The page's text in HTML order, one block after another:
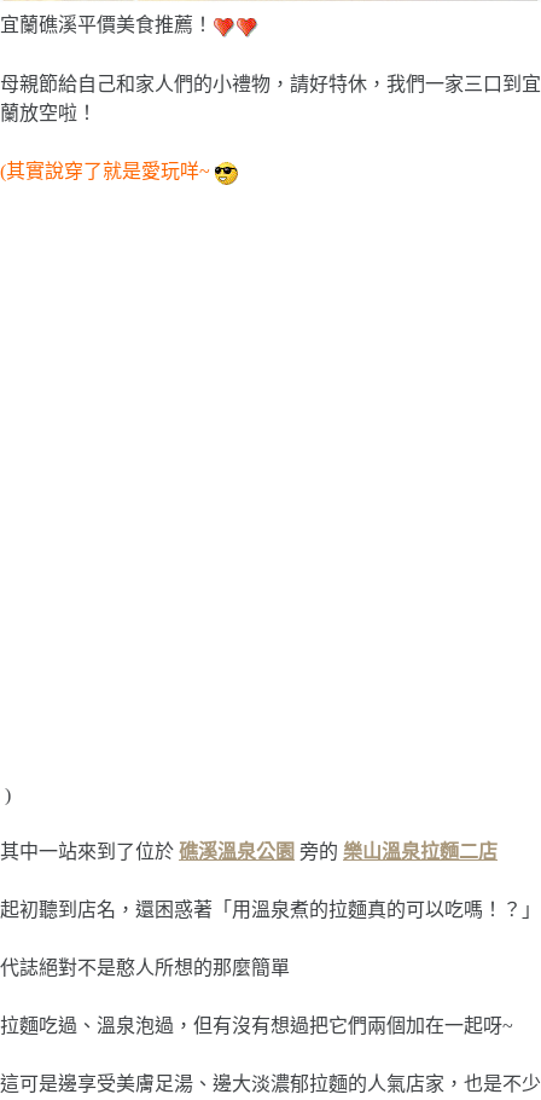
宜蘭礁溪平價美食推薦！
母親節給自己和家人們的小禮物，請好特休，我們一家三口到宜
蘭放空啦！
(其實說穿了就是愛玩咩~
)
其中一站來到了位於 礁溪溫泉公園 旁的 樂山溫泉拉麵二店
起初聽到店名，還困惑著「用溫泉煮的拉麵真的可以吃嗎！？」
代誌絕對不是憨人所想的那麼簡單
拉麵吃過、溫泉泡過，但有沒有想過把它們兩個加在一起呀~
這可是邊享受美膚足湯、邊大淡濃郁拉麵的人氣店家，也是不少